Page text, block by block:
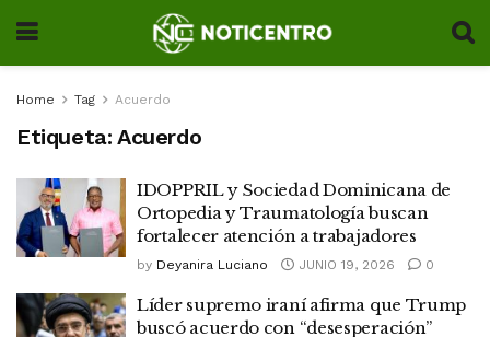
Home Tag Acuerdo
Etiqueta: Acuerdo
IDOPPRIL y Sociedad Dominicana de
Ortopedia y Traumatología buscan
fortalecer atención a trabajadores
by Deyanira Luciano JUNIO 19, 2026 0
Líder supremo iraní afirma que Trump
buscó acuerdo con “desesperación”